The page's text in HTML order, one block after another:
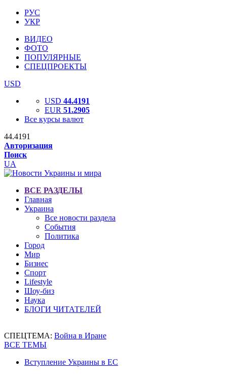
РУС
УКР
ВИДЕО
ФОТО
ПОПУЛЯРНЫЕ
СПЕЦПРОЕКТЫ
USD
USD 44.4191
EUR 51.2905
Все курсы валют
44.4191
Авторизация
Поиск
UA
ВСЕ РАЗДЕЛЫ
Главная
Украина
Все новости раздела
События
Политика
Город
Мир
Бизнес
Спорт
Lifestyle
Шоу-биз
Наука
БЛОГИ ЧИТАТЕЛЕЙ
СПЕЦТЕМА: Война в Иране
ВСЕ ТЕМЫ
Вступление Украины в ЕС